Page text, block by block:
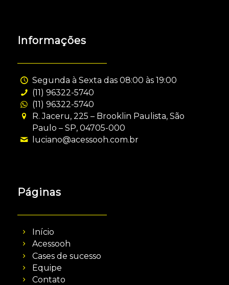
Informações
Segunda à Sexta das 08:00 às 19:00
(11) 96322-5740
(11) 96322-5740
R. Jaceru, 225 – Brooklin Paulista, São
Paulo – SP, 04705-000
luciano@acessooh.com.br
Páginas
Início
Acessooh
Cases de sucesso
Equipe
Contato